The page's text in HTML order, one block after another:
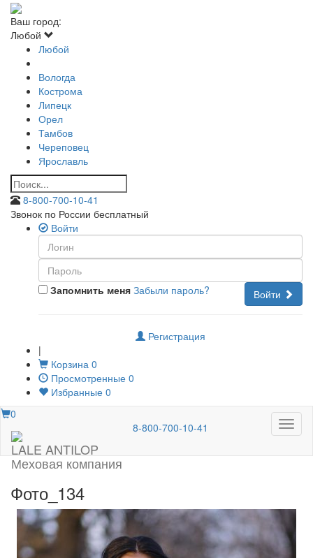
Ваш город:
Любой
Любой
Вологда
Кострома
Липецк
Орел
Тамбов
Череповец
Ярославль
8-800-700-10-41
Звонок по России бесплатный
Войти
Запомнить меня Войти
Забыли пароль?
Регистрация
|
Корзина 0
Просмотренные 0
Избранные 0
Меню
0
LALE ANTILOP
Меховая компания
8-800-700-10-41
Фото_134